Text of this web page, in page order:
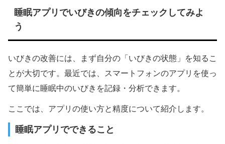
睡眠アプリでいびきの傾向をチェックしてみよ
う
いびきの改善には、まず自分の「いびきの状態」を知るこ
とが大切です。最近では、スマートフォンのアプリを使っ
て簡単に睡眠中のいびきを記録・分析できます。
ここでは、アプリの使い方と精度について紹介します。
睡眠アプリでできること